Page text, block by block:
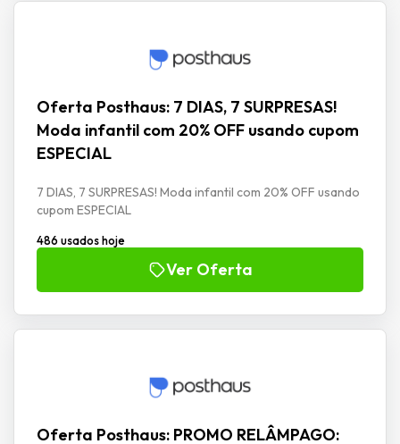
Oferta Posthaus: 7 DIAS, 7 SURPRESAS!
Moda infantil com 20% OFF usando cupom
ESPECIAL
7 DIAS, 7 SURPRESAS! Moda infantil com 20% OFF usando
cupom ESPECIAL
486 usados hoje
Ver Oferta
Oferta Posthaus: PROMO RELÂMPAGO: